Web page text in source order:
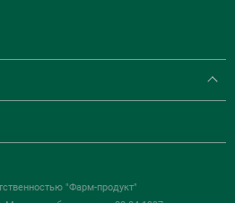
"Фарм-продукт"